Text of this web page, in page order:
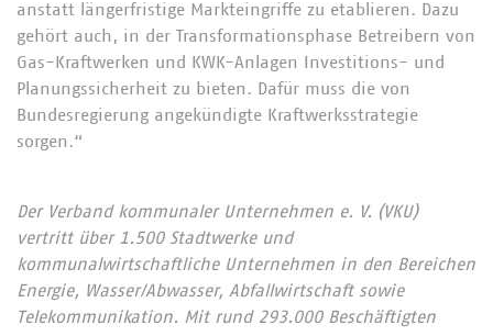
anstatt längerfristige Markteingriffe zu etablieren. Dazu
gehört auch, in der Transformationsphase Betreibern von
Gas-Kraftwerken und KWK-Anlagen Investitions- und
Planungssicherheit zu bieten. Dafür muss die von
Bundesregierung angekündigte Kraftwerksstrategie
sorgen.“
Der Verband kommunaler Unternehmen e. V. (VKU)
vertritt über 1.500 Stadtwerke und
kommunalwirtschaftliche Unternehmen in den Bereichen
Energie, Wasser/Abwasser, Abfallwirtschaft sowie
Telekommunikation. Mit rund 293.000 Beschäftigten